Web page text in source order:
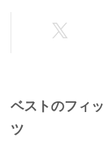
ベストのフィ
ツ